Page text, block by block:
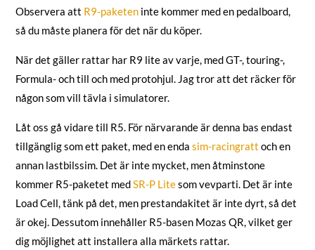
Observera att R9-paketeninte kommer med en pedalboard,
så du måste planera för det när du köper.
När det gäller rattar har R9 lite av varje, med GT-, touring-,
Formula- och till och med protohjul. Jag tror att det räcker för
någon som vill tävla i simulatorer.
Låt oss gå vidare till R5. För närvarande är denna bas endast
tillgänglig som ett paket, med en enda sim-racingratt och en
annan lastbilssim. Det är inte mycket, men åtminstone
kommer R5-paketet medSR-P Litesom vevparti. Det är inte
Load Cell, tänk på det, men prestandakitet är inte dyrt, så det
är okej. Dessutom innehåller R5-basen Mozas QR, vilket ger
dig möjlighet att installera alla märkets rattar.